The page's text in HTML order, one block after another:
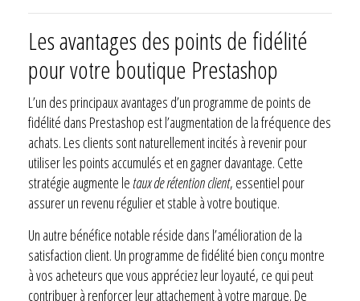
Les avantages des points de fidélité
pour votre boutique Prestashop
L’un des principaux avantages d’un programme de points de
fidélité dans Prestashop est l’augmentation de la fréquence des
achats. Les clients sont naturellement incités à revenir pour
utiliser les points accumulés et en gagner davantage. Cette
stratégie augmente letaux de rétention client, essentiel pour
assurer un revenu régulier et stable à votre boutique.
Un autre bénéfice notable réside dans l’amélioration de la
satisfaction client. Un programme de fidélité bien conçu montre
à vos acheteurs que vous appréciez leur loyauté, ce qui peut
contribuer à renforcer leur attachement à votre marque. De